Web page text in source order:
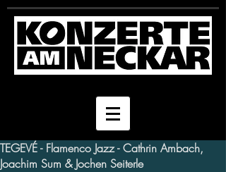
TEGEVÉ - Flamenco Jazz - Cathrin Ambach,
Joachim Sum & Jochen Seiterle